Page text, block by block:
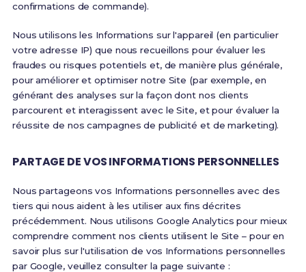
confirmations de commande).
Nous utilisons les Informations sur l'appareil (en particulier
votre adresse IP) que nous recueillons pour évaluer les
fraudes ou risques potentiels et, de manière plus générale,
pour améliorer et optimiser notre Site (par exemple, en
générant des analyses sur la façon dont nos clients
parcourent et interagissent avec le Site, et pour évaluer la
réussite de nos campagnes de publicité et de marketing).
PARTAGE DE VOS INFORMATIONS PERSONNELLES
Nous partageons vos Informations personnelles avec des
tiers qui nous aident à les utiliser aux fins décrites
précédemment. Nous utilisons Google Analytics pour mieux
comprendre comment nos clients utilisent le Site – pour en
savoir plus sur l'utilisation de vos Informations personnelles
par Google, veuillez consulter la page suivante :